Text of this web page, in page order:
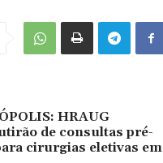
HRAUG
de consultas pré-
cirurgias eletivas em